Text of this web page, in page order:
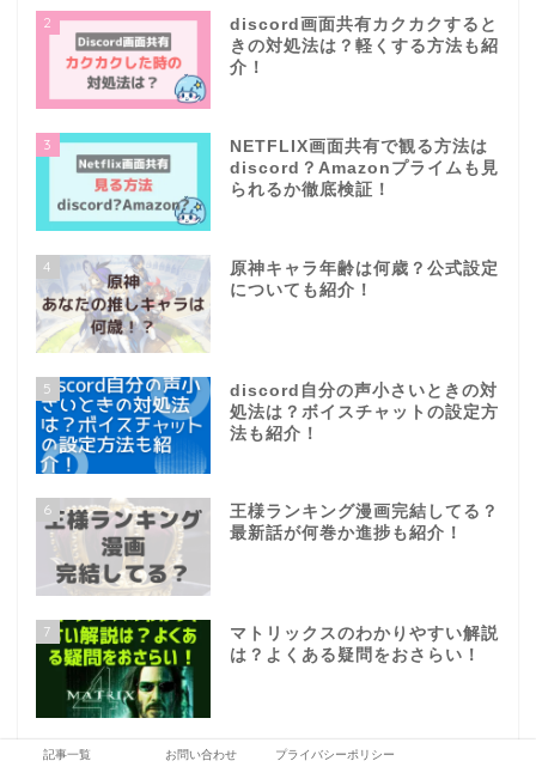
2
discord画面共有カクカクすると
きの対処法は？軽くする方法も紹
介！
3
NETFLIX画面共有で観る方法は
discord？Amazonプライムも見
られるか徹底検証！
4
原神キャラ年齢は何歳？公式設定
についても紹介！
5
discord自分の声小さいときの対
処法は？ボイスチャットの設定方
法も紹介！
6
王様ランキング漫画完結してる？
最新話が何巻か進捗も紹介！
7
マトリックスのわかりやすい解説
は？よくある疑問をおさらい！
8
原神12000円で何連ガチャ回せ
記事一覧 お問い合わせ プライバシーポリシー